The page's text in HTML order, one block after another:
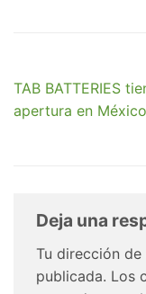
TAB BATTERIES
apertura en
Deja una
Tu dirección
publicada. Los